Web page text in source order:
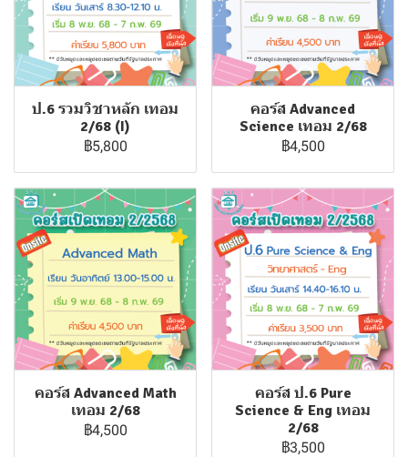
ป.6 รวมวิชาหลัก เทอม
2/68 (I)
฿5,800
คอร์ส Advanced
Science เทอม 2/68
฿4,500
คอร์ส Advanced Math
เทอม 2/68
฿4,500
คอร์ส ป.6 Pure
Science & Eng เทอม
2/68
฿3,500